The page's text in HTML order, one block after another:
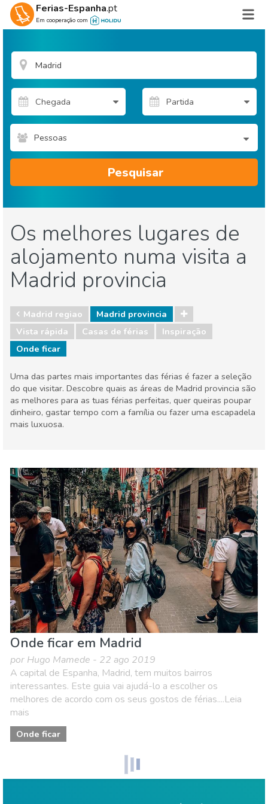
Ferias-Espanha.pt
Em cooperação com
Pessoas
Pesquisar
Os melhores lugares de
alojamento numa visita a
Madrid provincia
Madrid regiao
Madrid provincia
Vista rápida
Casas de férias
Inspiração
Onde ficar
Uma das partes mais importantes das férias é fazer a seleção
do que visitar. Descobre quais as áreas de Madrid provincia são
as melhores para as tuas férias perfeitas, quer queiras poupar
dinheiro, gastar tempo com a família ou fazer uma escapadela
mais luxuosa.
Onde ficar
Onde ficar em Madrid
por Hugo Mamede - 22 ago 2019
A capital de Espanha, Madrid, tem muitos bairros
interessantes. Este guia vai ajudá-lo a escolher os
melhores de acordo com os seus gostos de férias....Leia
mais
Onde ficar